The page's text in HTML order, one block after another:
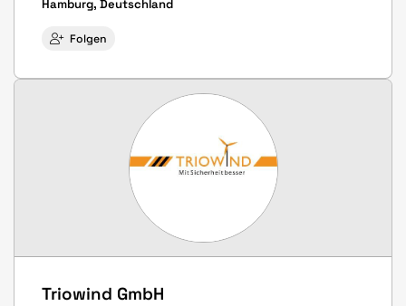
Hamburg, Deutschland
Folgen
Triowind GmbH